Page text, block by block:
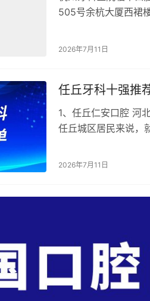
505号余杭大厦西裙
2026年7月11日
任丘牙科十强推
1、任丘仁安口腔 河
任丘城区居民来说，
2026年7月11日